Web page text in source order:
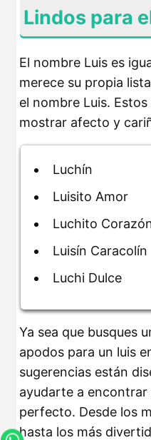
Lindos para
El nombre Luis es
merece su propia
el nombre Luis.
mostrar afecto y
Luchín
Luisito Amor
Luchito
Luisín Caracolín
Luchi Dulce
Ya sea que busques
apodos para un luis
sugerencias están
ayudarte a
perfecto. Desde los
hasta los más